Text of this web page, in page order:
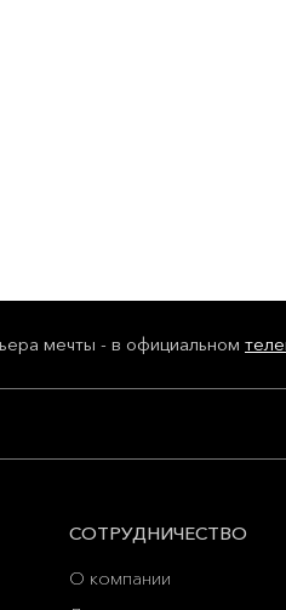
мечты - в официальном
СОТРУДНИЧЕСТВО
О компании